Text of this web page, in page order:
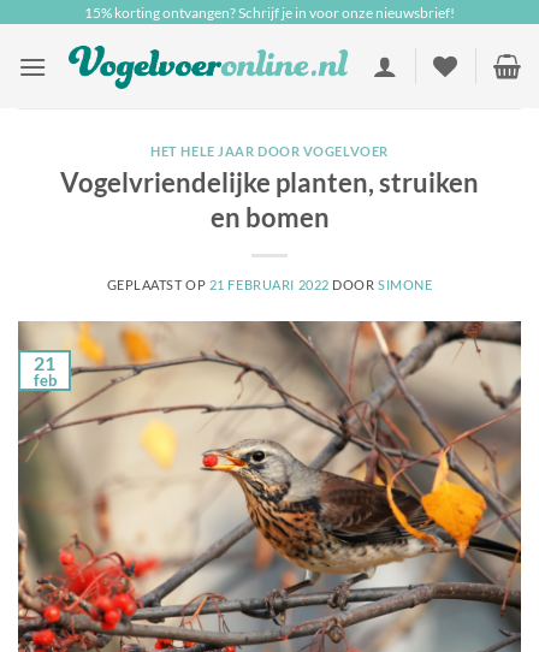
inhoud
15% korting ontvangen? Schrijf je in voor onze nieuwsbrief!
HET HELE JAAR DOOR VOGELVOER
Vogelvriendelijke planten, struiken
en bomen
GEPLAATST OP 21 FEBRUARI 2022 DOORSIMONE
21
feb